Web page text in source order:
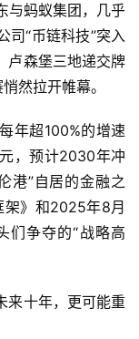
蚂蚁集团，几乎
司“币链科技”突入
卢森堡三地递交牌
然拉开帷幕。
年超100%的增速
，预计2030年冲
港”自居的金融之
》和2025年8月
们争夺的“战略高
来十年，更可能重